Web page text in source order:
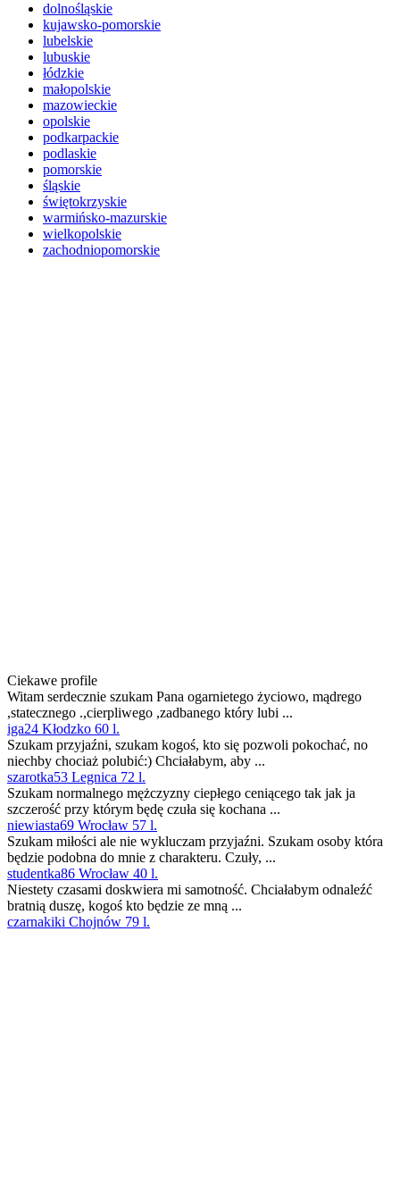
dolnośląskie
kujawsko-pomorskie
lubelskie
lubuskie
łódzkie
małopolskie
mazowieckie
opolskie
podkarpackie
podlaskie
pomorskie
śląskie
świętokrzyskie
warmińsko-mazurskie
wielkopolskie
zachodniopomorskie
Ciekawe profile
Witam serdecznie szukam Pana ogarnietego życiowo, mądrego
,statecznego .,cierpliwego ,zadbanego który lubi ...
iga24 Kłodzko 60 l.
Szukam przyjaźni, szukam kogoś, kto się pozwoli pokochać, no
niechby chociaż polubić:) Chciałabym, aby ...
szarotka53 Legnica 72 l.
Szukam normalnego mężczyzny ciepłego ceniącego tak jak ja
szczerość przy którym będę czuła się kochana ...
niewiasta69 Wrocław 57 l.
Szukam miłości ale nie wykluczam przyjaźni. Szukam osoby która
będzie podobna do mnie z charakteru. Czuły, ...
studentka86 Wrocław 40 l.
Niestety czasami doskwiera mi samotność. Chciałabym odnaleźć
bratnią duszę, kogoś kto będzie ze mną ...
czarnakiki Chojnów 79 l.